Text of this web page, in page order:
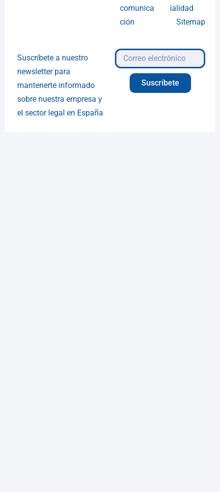
comunica
ción
ialidad
Sitemap
Suscríbete a nuestro
newsletter para
mantenerte informado
sobre nuestra empresa y
el sector legal en España
Suscríbete